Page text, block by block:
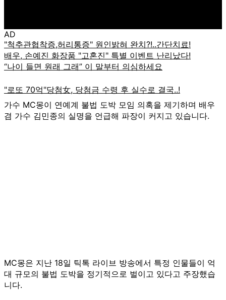
AD
가수 MC몽이 연예계 불법 도박 모임 의혹을 제기하며 배우
겸 가수 김민종의 실명을 언급해 파장이 커지고 있습니다.
MC몽은 지난 18일 틱톡 라이브 방송에서 특정 인물들이 억
대 규모의 불법 도박을 정기적으로 벌이고 있다고 주장했습
니다.